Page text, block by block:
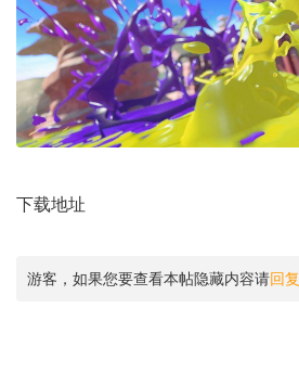
下载地址
游客，如果您要查看本帖隐藏内容请回复